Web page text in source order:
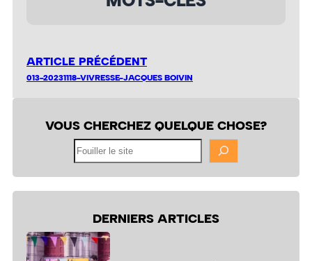
ARTICLE PRÉCÉDENT
013-20231118-VIVRESSE-JACQUES BOIVIN
VOUS CHERCHEZ QUELQUE CHOSE?
DERNIERS ARTICLES